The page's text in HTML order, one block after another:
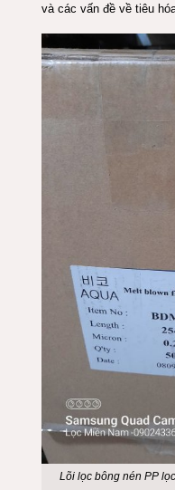
và các vấn đề về tiêu
Lõi lọc bông nén PP